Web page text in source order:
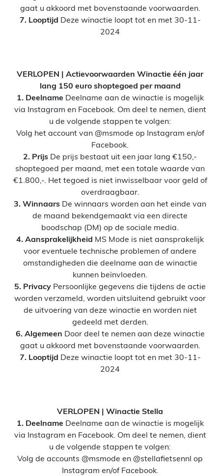
gaat u akkoord met bovenstaande voorwaarden.
7. Looptijd Deze winactie loopt tot en met 30-11-
2024
VERLOPEN | Actievoorwaarden Winactie één jaar
lang 150 euro shoptegoed per maand
1. Deelname Deelname aan de winactie is mogelijk
via Instagram en Facebook. Om deel te nemen, dient
u de volgende stappen te volgen:
Volg het account van @msmode op Instagram en/of
Facebook.
2. Prijs De prijs bestaat uit een jaar lang €150,-
shoptegoed per maand, met een totale waarde van
€1.800,-. Het tegoed is niet inwisselbaar voor geld of
overdraagbaar.
3. Winnaars De winnaars worden aan het einde van
de maand bekendgemaakt via een directe
boodschap (DM) op de sociale media.
4. Aansprakelijkheid MS Mode is niet aansprakelijk
voor eventuele technische problemen of andere
omstandigheden die deelname aan de winactie
kunnen beïnvloeden.
5. Privacy Persoonlijke gegevens die tijdens de actie
worden verzameld, worden uitsluitend gebruikt voor
de uitvoering van deze winactie en worden niet
gedeeld met derden.
6. Algemeen Door deel te nemen aan deze winactie
gaat u akkoord met bovenstaande voorwaarden.
7. Looptijd Deze winactie loopt tot en met 30-11-
2024
VERLOPEN | Winactie Stella
1. Deelname Deelname aan de winactie is mogelijk
via Instagram en Facebook. Om deel te nemen, dient
u de volgende stappen te volgen:
Volg de accounts @msmode en @stellafietsennl op
Instagram en/of Facebook.